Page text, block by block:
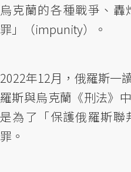
烏克蘭的各種戰爭、
罪」（impunity）。
2022年12月，俄羅斯一
羅斯與烏克蘭《刑法》
是為了「保護俄羅斯
罪。